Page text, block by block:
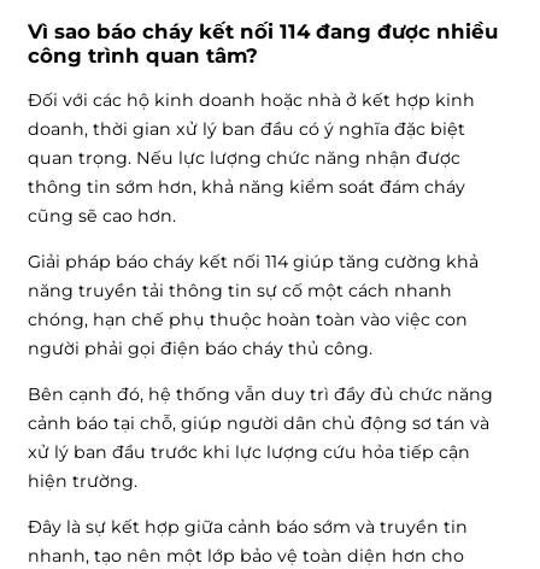
Vì sao báo cháy kết nối 114 đang được nhiều
công trình quan tâm?
Đối với các hộ kinh doanh hoặc nhà ở kết hợp kinh
doanh, thời gian xử lý ban đầu có ý nghĩa đặc biệt
quan trọng. Nếu lực lượng chức năng nhận được
thông tin sớm hơn, khả năng kiểm soát đám cháy
cũng sẽ cao hơn.
Giải pháp báo cháy kết nối 114 giúp tăng cường khả
năng truyền tải thông tin sự cố một cách nhanh
chóng, hạn chế phụ thuộc hoàn toàn vào việc con
người phải gọi điện báo cháy thủ công.
Bên cạnh đó, hệ thống vẫn duy trì đầy đủ chức năng
cảnh báo tại chỗ, giúp người dân chủ động sơ tán và
xử lý ban đầu trước khi lực lượng cứu hỏa tiếp cận
hiện trường.
Đây là sự kết hợp giữa cảnh báo sớm và truyền tin
nhanh, tạo nên một lớp bảo vệ toàn diện hơn cho